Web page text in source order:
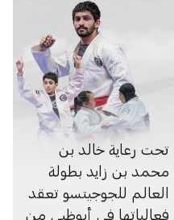
تحت رعاية خالد بن
محمد بن زايد بطولة
العالم للجوجيتسو تعقد
فعالياتها في أبوظبي من